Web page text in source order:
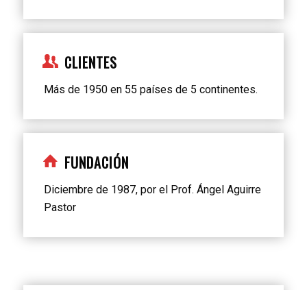
CLIENTES
Más de 1950 en 55 países de 5 continentes.
FUNDACIÓN
Diciembre de 1987, por el Prof. Ángel Aguirre
Pastor